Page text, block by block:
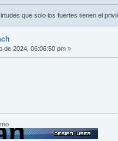
que solo los fuertes tienen el
de 2024, 06:06:50 pm »